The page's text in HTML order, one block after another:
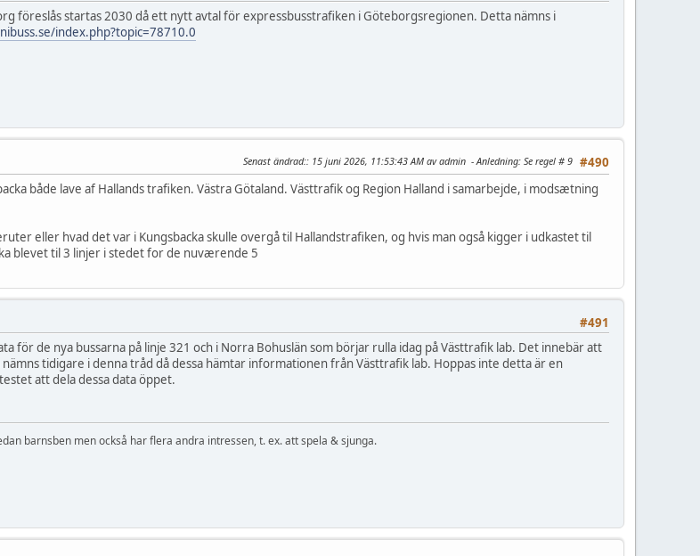
föreslås startas 2030 då ett nytt avtal för expressbusstrafiken i Göteborgsregionen. Detta nämns i
index.php?topic=78710.0
#490
Senast ändrad:: 15 juni 2026, 11:53:43 AM av admin Anledning: Se regel # 9
både lave af Hallands trafiken. Västra Götaland. Västtrafik og Region Halland i samarbejde, i modsætning
eller hvad det var i Kungsbacka skulle overgå til Hallandstrafiken, og hvis man også kigger i udkastet til
blevet til 3 linjer i stedet for de nuværende 5
#491
för de nya bussarna på linje 321 och i Norra Bohuslän som börjar rulla idag på Västtrafik lab. Det innebär att
tidigare i denna tråd då dessa hämtar informationen från Västtrafik lab. Hoppas inte detta är en
att dela dessa data öppet.
barnsben men också har flera andra intressen, t. ex. att spela & sjunga.